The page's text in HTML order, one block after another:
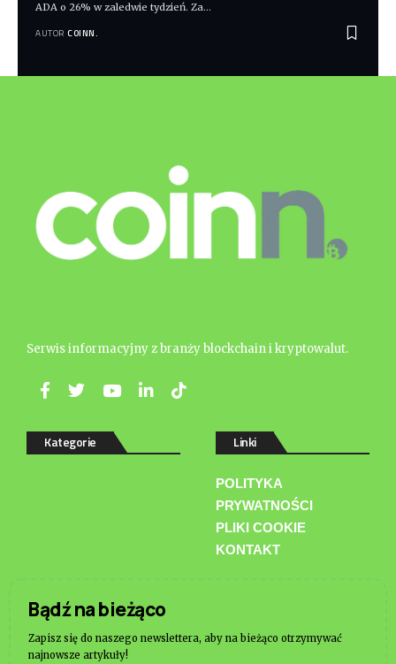
ADA o 26% w zaledwie tydzień. Za…
AUTOR COINN.
Serwis informacyjny z branży blockchain i kryptowalut.
Kategorie Linki
POLITYKA
PRYWATNOŚCI
PLIKI COOKIE
KONTAKT
Bądź na bieżąco
Zapisz się do naszego newslettera, aby na bieżąco otrzymywać
najnowsze artykuły!